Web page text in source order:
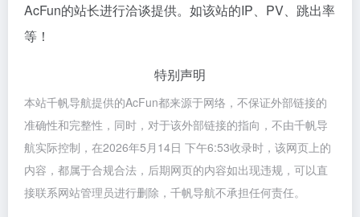
AcFun的站长进行洽谈提供。如该站的IP、PV、跳出率
等！
特别声明
本站千帆导航提供的AcFun都来源于网络，不保证外部链接的
准确性和完整性，同时，对于该外部链接的指向，不由千帆导
航实际控制，在2026年5月14日 下午6:53收录时，该网页上的
内容，都属于合规合法，后期网页的内容如出现违规，可以直
接联系网站管理员进行删除，千帆导航不承担任何责任。